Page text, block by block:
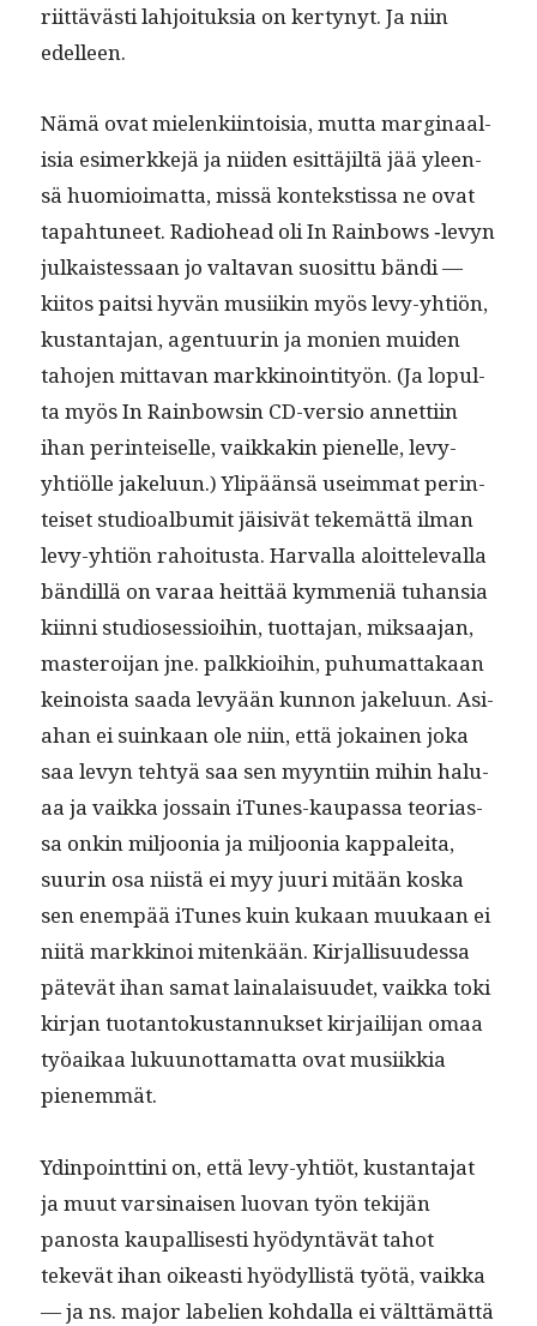
riit­tävästi lahjoituk­sia on ker­tynyt. Ja niin
edelleen.
Nämä ovat mie­lenki­in­toisia, mut­ta mar­gin­aal­
isia esimerkke­jä ja niiden esit­täjiltä jää yleen­
sä huomioimat­ta, mis­sä kon­tek­stis­sa ne ovat
tapah­tuneet. Radio­head oli In Rain­bows ‑levyn
julka­istes­saan jo val­ta­van suosit­tu bän­di —
kiitos pait­si hyvän musi­ikin myös levy-yhtiön,
kus­tan­ta­jan, agen­tu­urin ja monien muiden
taho­jen mit­ta­van markki­noin­ti­työn. (Ja lop­ul­
ta myös In Rain­bowsin CD-ver­sio annet­ti­in
ihan per­in­teiselle, vaikkakin pienelle, levy-
yhtiölle jakelu­un.) Ylipään­sä useim­mat per­in­
teiset stu­dioal­bu­mit jäi­sivät tekemät­tä ilman
levy-yhtiön rahoi­tus­ta. Har­val­la aloit­tel­e­val­la
bändil­lä on varaa heit­tää kym­meniä tuhan­sia
kiin­ni stu­dioses­sioi­hin, tuot­ta­jan, mik­saa­jan,
mas­teroi­jan jne. palkkioi­hin, puhu­mat­takaan
keinoista saa­da levyään kun­non jakelu­un. Asi­
a­han ei suinkaan ole niin, että jokainen joka
saa levyn tehtyä saa sen myyn­ti­in mihin halu­
aa ja vaik­ka jos­sain iTunes-kau­pas­sa teo­ri­as­
sa onkin miljoo­nia ja miljoo­nia kap­palei­ta,
suurin osa niistä ei myy juuri mitään kos­ka
sen enem­pää iTunes kuin kukaan muukaan ei
niitä markki­noi mitenkään. Kir­jal­lisu­udessa
pätevät ihan samat lainalaisu­udet, vaik­ka toki
kir­jan tuotan­tokus­tan­nuk­set kir­jail­i­jan omaa
työaikaa luku­unot­ta­mat­ta ovat musi­ikkia
pienemmät.
Ydin­point­ti­ni on, että levy-yhtiöt, kus­tan­ta­jat
ja muut varsi­naisen luo­van työn tek­i­jän
panos­ta kau­pal­lis­es­ti hyö­dyn­tävät tahot
tekevät ihan oikeasti hyödyl­listä työtä, vaik­ka
— ja ns. major labelien kohdal­la ei vält­tämät­tä